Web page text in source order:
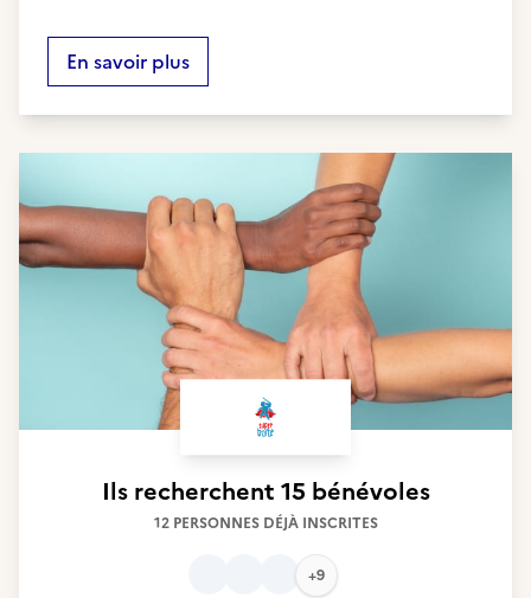
En savoir plus
Ils recherchent 15 bénévoles
12 PERSONNES DÉJÀ INSCRITES
+9